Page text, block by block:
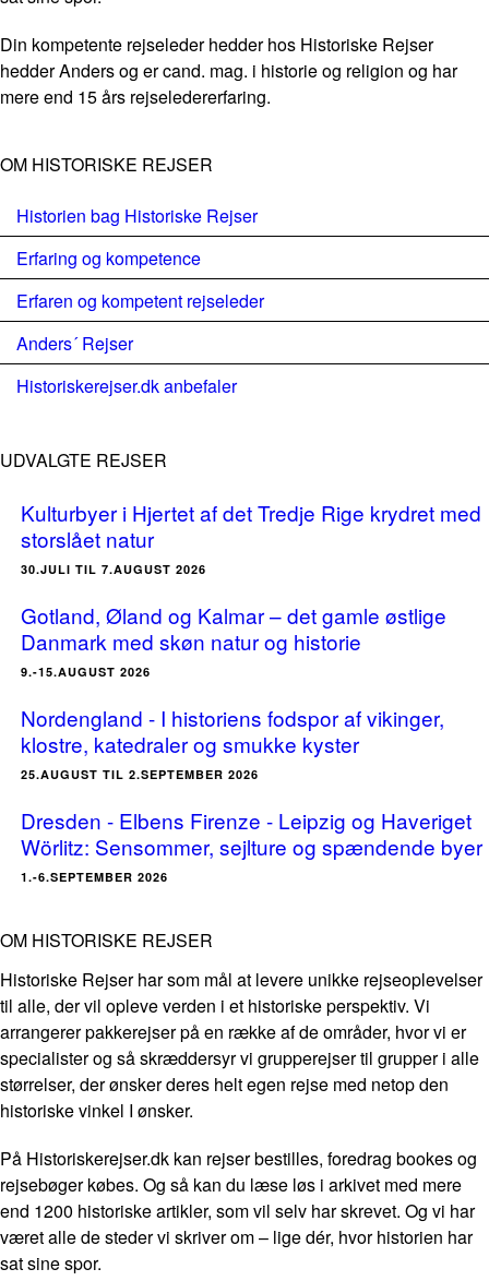
Din kompetente rejseleder hedder hos Historiske Rejser
hedder Anders og er cand. mag. i historie og religion og har
mere end 15 års rejseledererfaring.
OM HISTORISKE REJSER
Historien bag Historiske Rejser
Erfaring og kompetence
Erfaren og kompetent rejseleder
Anders´ Rejser
Historiskerejser.dk anbefaler
UDVALGTE REJSER
Kulturbyer i Hjertet af det Tredje Rige krydret med
storslået natur
30.JULI TIL 7.AUGUST 2026
Gotland, Øland og Kalmar – det gamle østlige
Danmark med skøn natur og historie
9.-15.AUGUST 2026
Nordengland - I historiens fodspor af vikinger,
klostre, katedraler og smukke kyster
25.AUGUST TIL 2.SEPTEMBER 2026
Dresden - Elbens Firenze - Leipzig og Haveriget
Wörlitz: Sensommer, sejlture og spændende byer
1.-6.SEPTEMBER 2026
OM HISTORISKE REJSER
Historiske Rejser har som mål at levere unikke rejseoplevelser
til alle, der vil opleve verden i et historiske perspektiv. Vi
arrangerer pakkerejser på en række af de områder, hvor vi er
specialister og så skræddersyr vi grupperejser til grupper i alle
størrelser, der ønsker deres helt egen rejse med netop den
historiske vinkel I ønsker.
På Historiskerejser.dk kan rejser bestilles, foredrag bookes og
rejsebøger købes. Og så kan du læse løs i arkivet med mere
end 1200 historiske artikler, som vil selv har skrevet. Og vi har
været alle de steder vi skriver om – lige dér, hvor historien har
sat sine spor.